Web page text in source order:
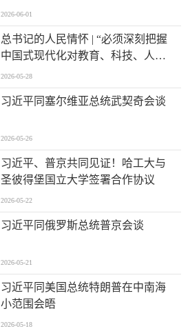
2026-06-01
总书记的人民情怀 | “必须深刻把握
中国式现代化对教育、科技、人才
的需求”
2026-05-28
习近平同塞尔维亚总统武契奇会谈
2026-05-26
习近平、普京共同见证！哈工大与
圣彼得堡国立大学签署合作协议
2026-05-22
习近平同俄罗斯总统普京会谈
2026-05-21
习近平同美国总统特朗普在中南海
小范围会晤
2026-05-18